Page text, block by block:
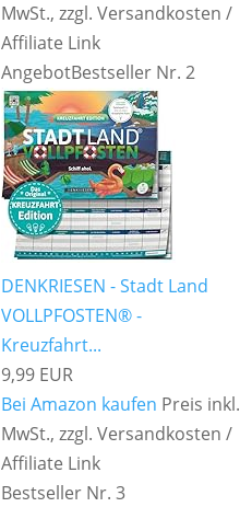
MwSt., zzgl. Versandkosten /
Affiliate Link
AngebotBestseller Nr. 2
DENKRIESEN - Stadt Land
VOLLPFOSTEN® -
Kreuzfahrt...
9,99 EUR
Bei Amazon kaufen Preis inkl.
MwSt., zzgl. Versandkosten /
Affiliate Link
Bestseller Nr. 3